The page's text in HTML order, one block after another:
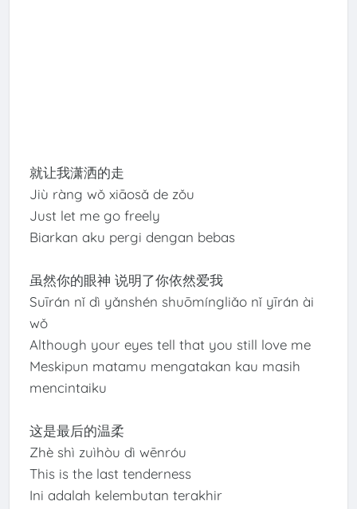
就让我潇洒的走
Jiù ràng wǒ xiāosǎ de zǒu
Just let me go freely
Biarkan aku pergi dengan bebas
虽然你的眼神 说明了你依然爱我
Suīrán nǐ dì yǎnshén shuōmíngliǎo nǐ yīrán ài
wǒ
Although your eyes tell that you still love me
Meskipun matamu mengatakan kau masih
mencintaiku
这是最后的温柔
Zhè shì zuìhòu dì wēnróu
This is the last tenderness
Ini adalah kelembutan terakhir